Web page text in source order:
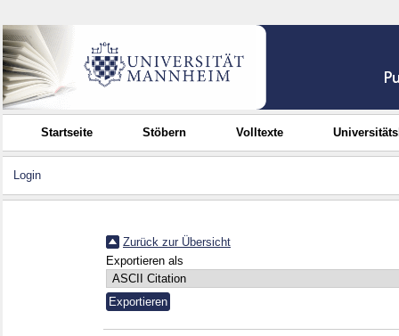
Startseite Stöbern Volltexte
Login
Zurück zur Übersicht
Exportieren als